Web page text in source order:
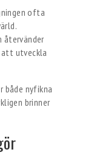
ofta
återvänder
utveckla
både nyfikna
brinner